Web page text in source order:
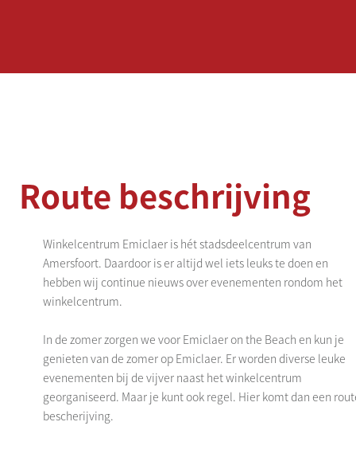
Route beschrijving
Winkelcentrum Emiclaer is hét stadsdeelcentrum van
Amersfoort. Daardoor is er altijd wel iets leuks te doen en
hebben wij continue nieuws over evenementen rondom het
winkelcentrum.
In de zomer zorgen we voor Emiclaer on the Beach en kun je
genieten van de zomer op Emiclaer. Er worden diverse leuke
evenementen bij de vijver naast het winkelcentrum
georganiseerd. Maar je kunt ook regel. Hier komt dan een
bescherijving.